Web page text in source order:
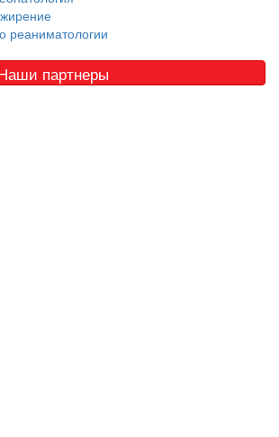
реаниматологии
партнеры